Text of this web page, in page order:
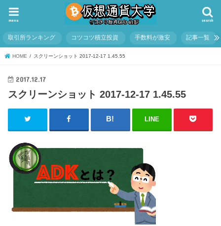
search
menu
取引所ランキング コツコツ積立投資 手数料が激安 記事一覧
HOME スクリーンショット 2017-12-17 1.45.55
2017.12.17
スクリーンショット 2017-12-17 1.45.55
LINE